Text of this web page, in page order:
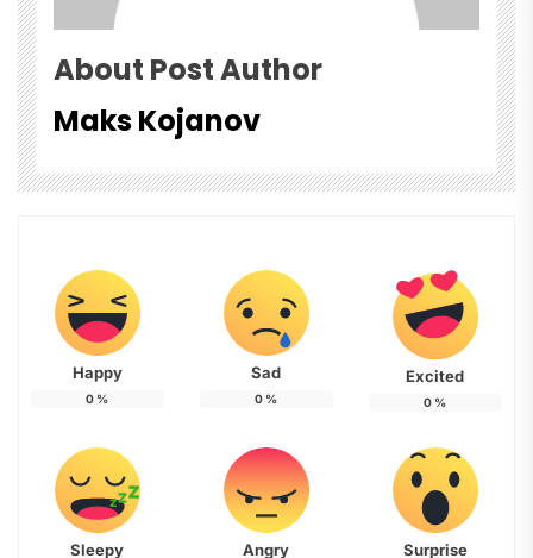
About Post Author
Maks Kojanov
Happy
0 %
Sad
0 %
Excited
0 %
Sleepy Angry Surprise